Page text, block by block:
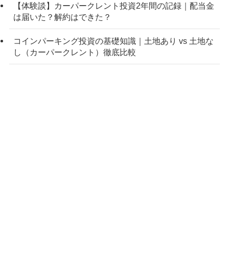
【体験談】カーパークレント投資2年間の記録｜配当金
は届いた？解約はできた？
コインパーキング投資の基礎知識｜土地あり vs 土地な
し（カーパークレント）徹底比較